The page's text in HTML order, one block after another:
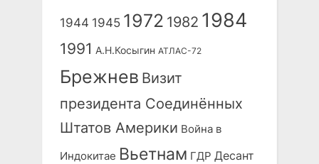
1944 1945 1972 1982 1984
1991 А.Н.Косыгин АТЛАС-72
Брежнев Визит
президента Соединённых
Штатов Америки Война в
Индокитае Вьетнам ГДР Десант